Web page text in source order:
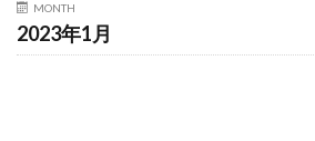
MONTH
2023年1月